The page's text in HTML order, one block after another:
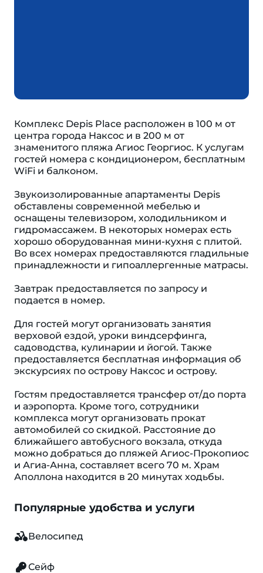
Комплекс Depis Place расположен в 100 м от
центра города Наксос и в 200 м от
знаменитого пляжа Агиос Георгиос. К услугам
гостей номера с кондиционером, бесплатным
WiFi и балконом.
Звукоизолированные апартаменты Depis
обставлены современной мебелью и
оснащены телевизором, холодильником и
гидромассажем. В некоторых номерах есть
хорошо оборудованная мини-кухня с плитой.
Во всех номерах предоставляются гладильные
принадлежности и гипоаллергенные матрасы.
Завтрак предоставляется по запросу и
подается в номер.
Для гостей могут организовать занятия
верховой ездой, уроки виндсерфинга,
садоводства, кулинарии и йогой. Также
предоставляется бесплатная информация об
экскурсиях по острову Наксос и острову.
Гостям предоставляется трансфер от/до порта
и аэропорта. Кроме того, сотрудники
комплекса могут организовать прокат
автомобилей со скидкой. Расстояние до
ближайшего автобусного вокзала, откуда
можно добраться до пляжей Агиос-Прокопиос
и Агиа-Анна, составляет всего 70 м. Храм
Аполлона находится в 20 минутах ходьбы.
Популярные удобства и услуги
Велосипед
Сейф